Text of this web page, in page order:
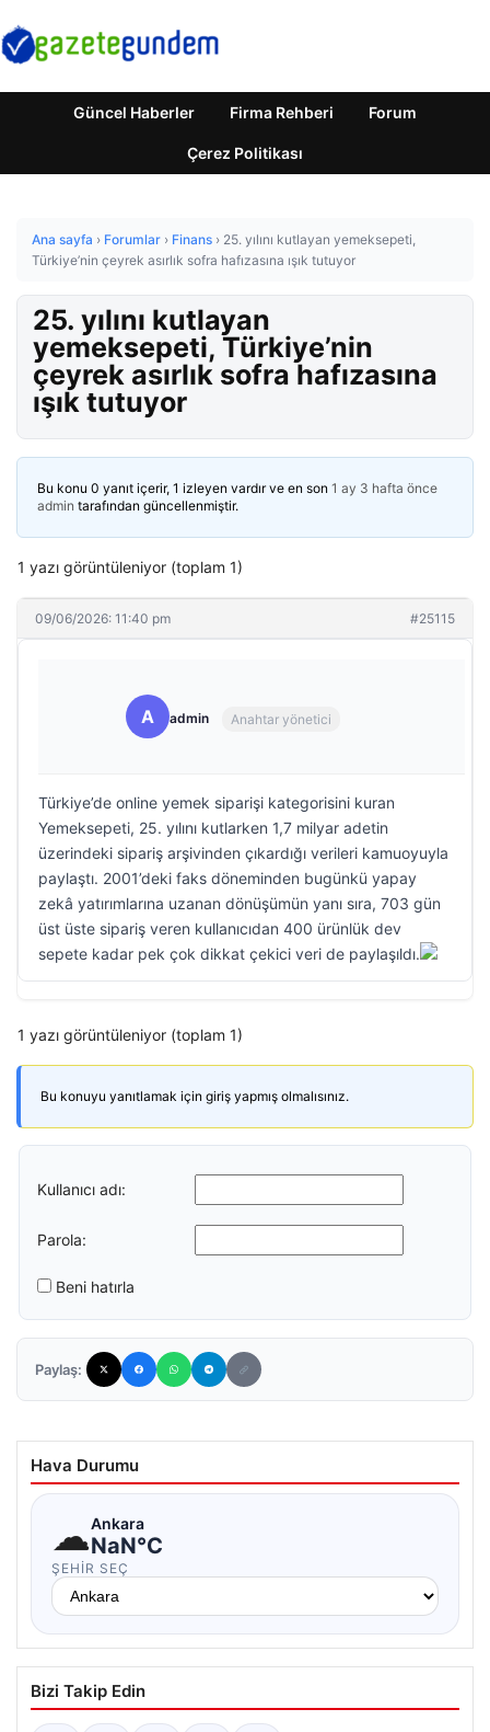
Güncel Haberler Firma Rehberi Forum
Çerez Politikası
Ana sayfa › Forumlar › Finans › 25. yılını kutlayan yemeksepeti,
Türkiye’nin çeyrek asırlık sofra hafızasına ışık tutuyor
25. yılını kutlayan
yemeksepeti, Türkiye’nin
çeyrek asırlık sofra hafızasına
ışık tutuyor
Bu konu 0 yanıt içerir, 1 izleyen vardır ve en son 1 ay 3 hafta önce
admin tarafından güncellenmiştir.
1 yazı görüntüleniyor (toplam 1)
09/06/2026: 11:40 pm #25115
A admin Anahtar yönetici
Türkiye’de online yemek siparişi kategorisini kuran
Yemeksepeti, 25. yılını kutlarken 1,7 milyar adetin
üzerindeki sipariş arşivinden çıkardığı verileri kamuoyuyla
paylaştı. 2001’deki faks döneminden bugünkü yapay
zekâ yatırımlarına uzanan dönüşümün yanı sıra, 703 gün
üst üste sipariş veren kullanıcıdan 400 ürünlük dev
sepete kadar pek çok dikkat çekici veri de paylaşıldı.
1 yazı görüntüleniyor (toplam 1)
Bu konuyu yanıtlamak için giriş yapmış olmalısınız.
Kullanıcı adı:
Parola:
Beni hatırla
Paylaş:
Hava Durumu
☁Ankara
NaN°C
ŞEHIR SEÇ
Bizi Takip Edin